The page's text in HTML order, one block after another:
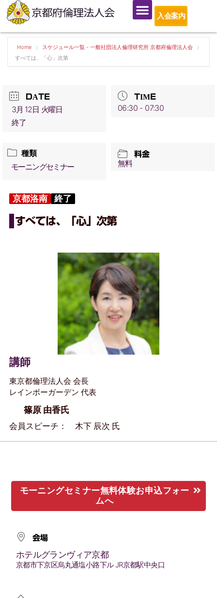
入会案内
Home
スケジュール一覧 - 一般社団法人倫理研究所 京都府倫理法人会
すべては、「心」次第
DATE
3月 12日 火曜日
終了
TIME
06:30 - 07:30
種類
モーニングセミナー
料金
無料
京都洛南 終了
すべては、「心」次第
講師
東京都倫理法人会 会長
レインボーガーデン 代表
篠原 由香氏
会員スピーチ： 木下 辰次 氏
モーニングセミナー無料体験お申込フォー
ムへ
会場
ホテルグランヴィア京都
京都市下京区烏丸通塩小路下ル JR京都駅中央口